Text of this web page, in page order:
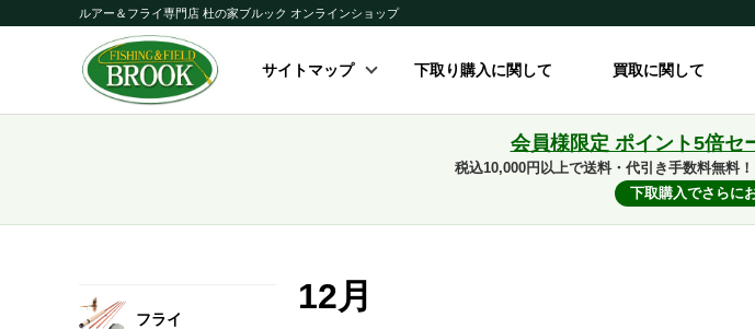
ルアー＆フライ専門店 杜の家ブルック オンラインショップ
サイトマップ 下取り購入に関して 買取に関して
会員様限定 ポイント5倍セ
税込10,000円以上で送料・代引き手数料無料！
下取購入でさらに
フライ
12月